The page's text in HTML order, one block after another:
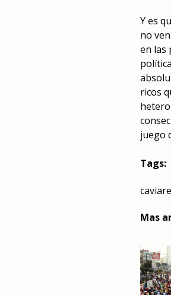
Y es
no
en las
ricos
juego
Tags:
Mas